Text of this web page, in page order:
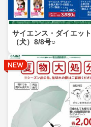
サイエンス・ダイエット
（犬）8/8号○